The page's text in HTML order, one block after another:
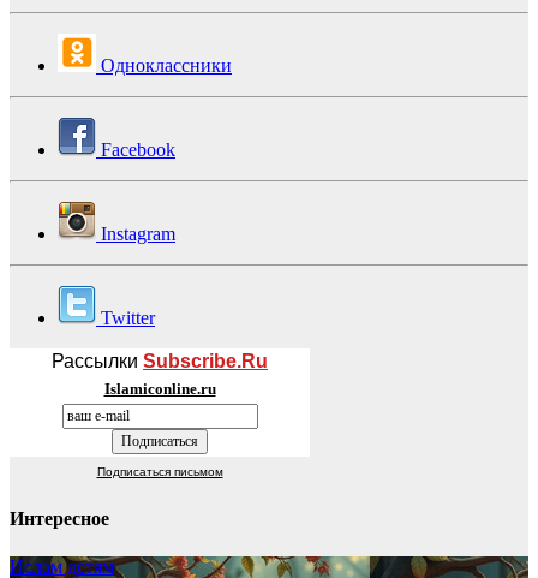
Одноклассники
Facebook
Instagram
Twitter
Рассылки Subscribe.Ru
Islamiconline.ru
Подписаться письмом
Интересное
Ислам детям